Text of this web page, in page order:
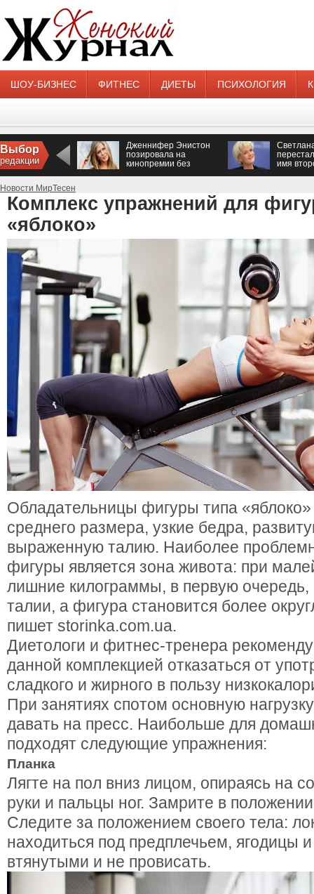
ШОУ-БИЗНЕС ФИТНЕС ДИЕТЫ ПСИХОЛОГИЯ
Выбор
редакции
Дженнифер Энистон
позировала на
кинопремии без
имя
Новости МирТесен
Комплекс упражнений для
«яблоко»
Обладательницы фигуры типа
среднего размера, узкие бедра,
выраженную талию. Наиболее
фигуры является зона живота: при
лишние килограммы, в первую очередь,
талии, а фигура становится более
пишет storinka.com.ua.
Диетологи и фитнес-тренера
данной комплекцией отказаться от
сладкого и жирного в пользу
При занятиях спотом основную
давать на пресс. Наибольше для
подходят следующие упражнения:
Планка
Лягте на пол вниз лицом, опираясь на
руки и пальцы ног. Замрите в
Следите за положением своего тела:
находиться под предплечьем, ягодицы
втянутыми и не провисать.